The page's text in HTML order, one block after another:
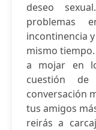
deseo
problemas
incontinencia
mismo
a mojar en
cuestión
conversación
tus amigos
reirás a